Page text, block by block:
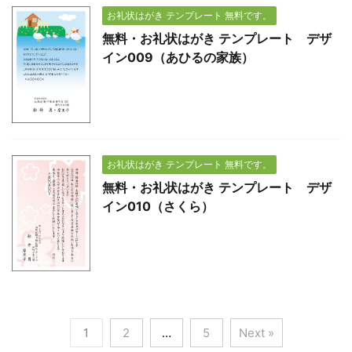
お礼状はがき テンプレート 無料です。
無料・お礼状はがき テンプレート デザ
イン009（あひるの家族）
お礼状はがき テンプレート 無料です。
無料・お礼状はがき テンプレート デザ
イン010（さくら）
1 2 … 5 Next »